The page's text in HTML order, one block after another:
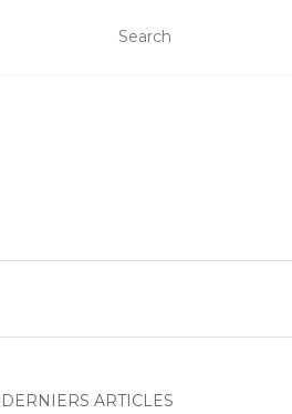
DERNIERS ARTICLES